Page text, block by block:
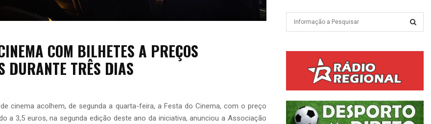
COM BILHETES A PREÇOS
DURANTE TRÊS DIAS
cinema acolhem, de segunda a quarta-feira, a Festa do Cinema, com o preço
a 3,5 euros, na segunda edição deste ano da iniciativa, anunciou a Associação
o
r
:
R
C